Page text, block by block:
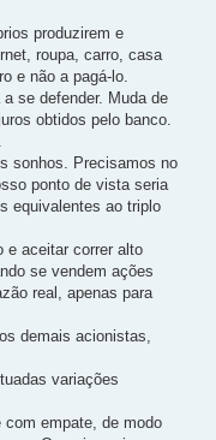
produzirem e
roupa, carro, casa
e não a pagá-lo.
se defender. Muda de
obtidos pelo banco.
sonhos. Precisamos no
ponto de vista seria
equivalentes ao triplo
e aceitar correr alto
se vendem ações
real, apenas para
demais acionistas,
variações
com empate, de modo